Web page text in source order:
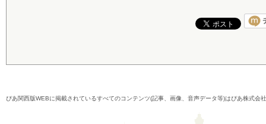
ぴあ関西版WEBに掲載されているすべてのコンテンツ(記事、画像、音声データ等)はぴあ株式会